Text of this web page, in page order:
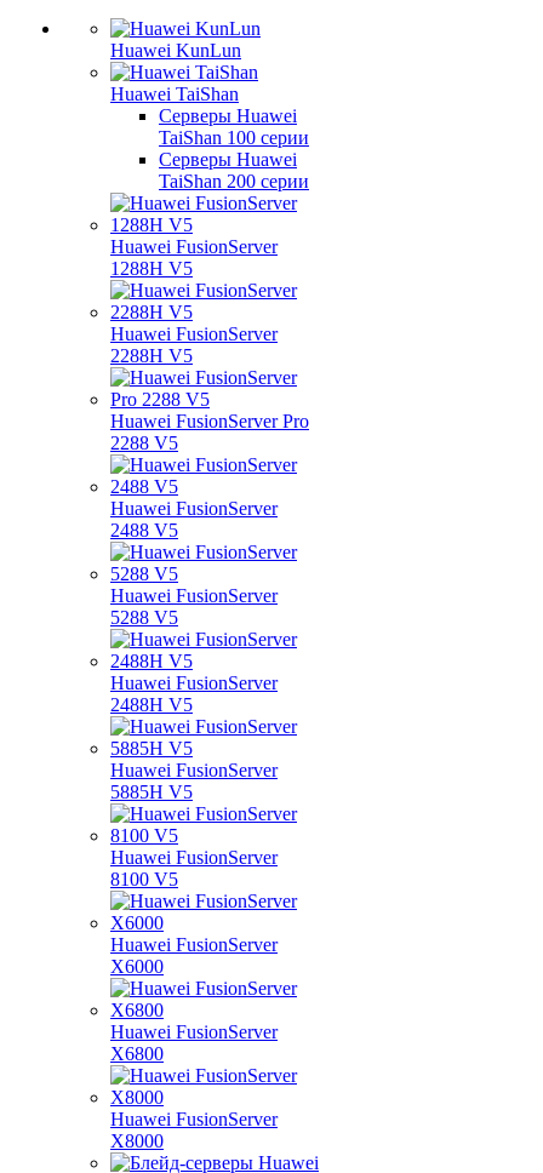
Huawei KunLun
Huawei TaiShan
Серверы Huawei
TaiShan 100 серии
Серверы Huawei
TaiShan 200 серии
Huawei FusionServer
1288H V5
Huawei FusionServer
2288H V5
Huawei FusionServer Pro
2288 V5
Huawei FusionServer
2488 V5
Huawei FusionServer
5288 V5
Huawei FusionServer
2488H V5
Huawei FusionServer
5885H V5
Huawei FusionServer
8100 V5
Huawei FusionServer
X6000
Huawei FusionServer
X6800
Huawei FusionServer
X8000